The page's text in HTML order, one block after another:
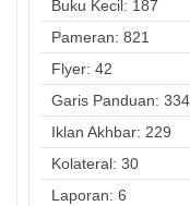
Buku Kecil: 187
Pameran: 821
Flyer: 42
Garis Panduan: 334
Iklan Akhbar: 229
Kolateral: 30
Laporan: 6